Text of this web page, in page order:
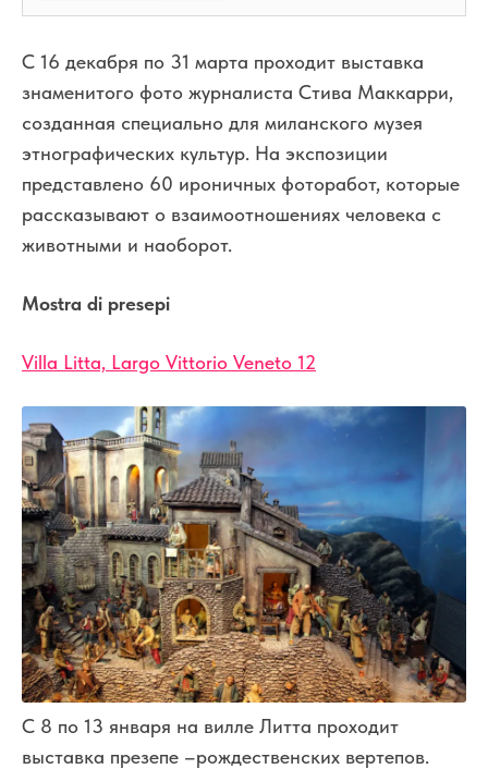
С 16 декабря по 31 марта проходит выставка
знаменитого фото журналиста Стива Маккарри,
созданная специально для миланского музея
этнографических культур. На экспозиции
представлено 60 ироничных фоторабот, которые
рассказывают о взаимоотношениях человека с
животными и наоборот.
Mostra di presepi
Villa Litta, Largo Vittorio Veneto 12
С 8 по 13 января на вилле Литта проходит
выставка презепе –рождественских вертепов.